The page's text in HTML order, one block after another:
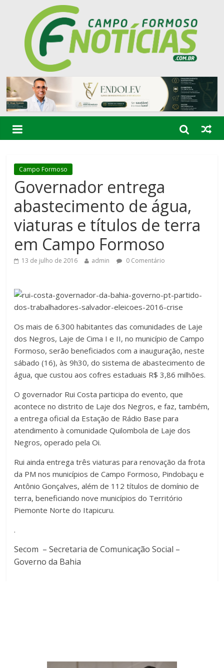
Campo Formoso
Governador entrega
abastecimento de água,
viaturas e títulos de terra
em Campo Formoso
13 de julho de 2016 admin 0 Comentário
Os mais de 6.300 habitantes das comunidades de Laje
dos Negros, Laje de Cima I e II, no município de Campo
Formoso, serão beneficiados com a inauguração, neste
sábado (16), às 9h30, do sistema de abastecimento de
água, que custou aos cofres estaduais R$ 3,86 milhões.
O governador Rui Costa participa do evento, que
acontece no distrito de Laje dos Negros, e faz, também,
a entrega oficial da Estação de Rádio Base para
atendimento à comunidade Quilombola de Laje dos
Negros, operado pela Oi.
Rui ainda entrega três viaturas para renovação da frota
da PM nos municípios de Campo Formoso, Pindobaçu e
Antônio Gonçalves, além de 112 títulos de domínio de
terra, beneficiando nove municípios do Território
Piemonte Norte do Itapicuru.
.
Secom – Secretaria de Comunicação Social –
Governo da Bahia